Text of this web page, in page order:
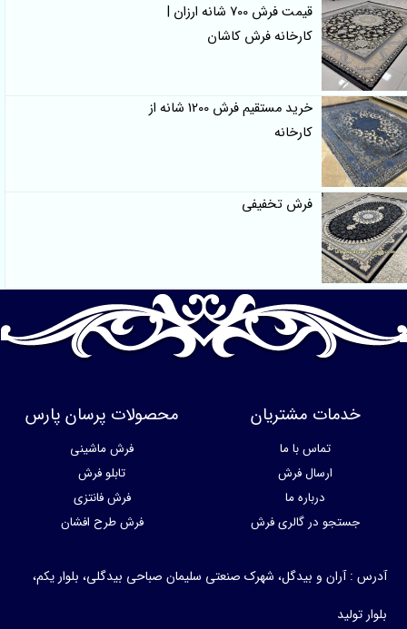
قیمت فرش 700 شانه ارزان |
کارخانه فرش کاشان
خرید مستقیم فرش 1200 شانه از
کارخانه
فرش تخفیفی
مشتریان
در گالری فرش
محصولات پرسان پارس
فرش ماشینی
فرش فانتزی
فرش طرح افشان
و بیدگل، شهرک صنعتی سلیمان صباحی بیدگلی، بلوار یکم،